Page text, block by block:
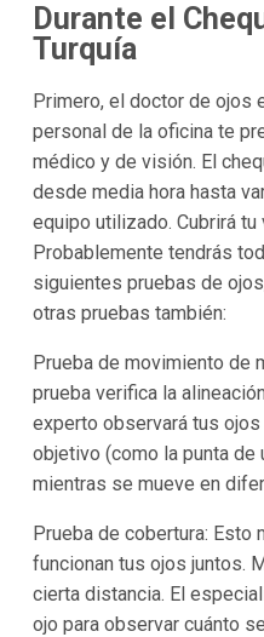
Durante el
Turquía
Primero, el doctor de ojos
personal de la oficina te
médico y de visión. El
desde media hora hasta
equipo utilizado. Cubrirá
Probablemente tendrás
siguientes pruebas de
otras pruebas también:
Prueba de movimiento de
prueba verifica la
experto observará tus
objetivo (como la punta de
mientras se mueve en
Prueba de cobertura: Esto
funcionan tus ojos juntos.
cierta distancia. El
ojo para observar cuánto